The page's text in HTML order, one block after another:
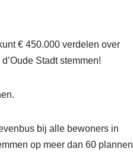
€ 450.000 verdelen over
Stadt stemmen!
bij alle bewoners in
op meer dan 60 plannen